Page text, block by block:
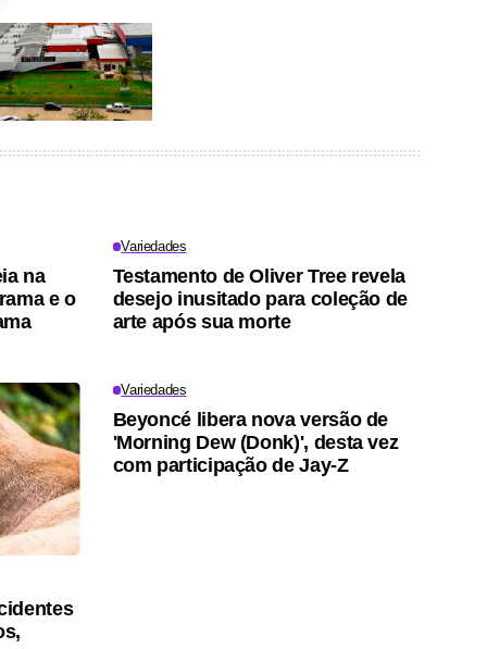
na
e o
Variedades
Testamento de Oliver Tree revela
desejo inusitado para coleção de
arte após sua morte
Variedades
Beyoncé libera nova versão de
'Morning Dew (Donk)', desta vez
com participação de Jay-Z